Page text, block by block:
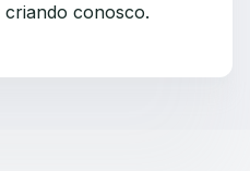
conosco.